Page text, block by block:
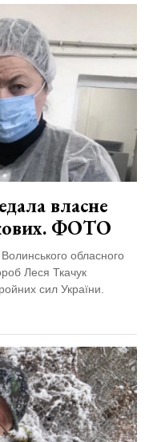
власне
ФОТО
обласного
Леся Ткачук
сил України.